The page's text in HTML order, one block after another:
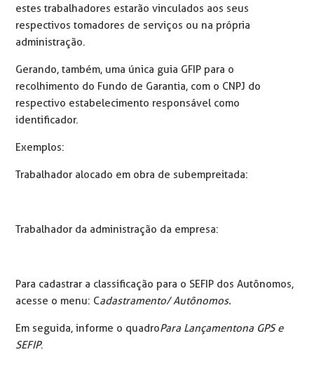
estes trabalhadores estarão vinculados aos seus
respectivos tomadores de serviços ou na própria
administração.
Gerando, também, uma única guia GFIP para o
recolhimento do Fundo de Garantia, com o CNPJ do
respectivo estabelecimento responsável como
identificador.
Exemplos:
Trabalhador alocado em obra de subempreitada:
Trabalhador da administração da empresa:
Para cadastrar a classificação para o SEFIP dos Autônomos,
acesse o menu: Cadastramento/ Autônomos.
Em seguida, informe o quadroPara Lançamentona GPS e
SEFIP.